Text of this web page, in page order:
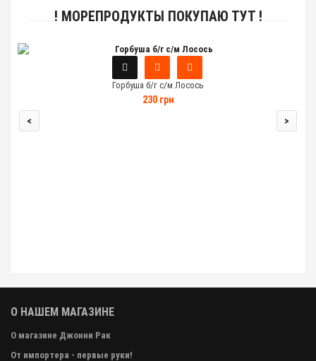
! МОРЕПРОДУКТЫ ПОКУПАЮ ТУТ !
Горбуша б/г с/м Лосось
230 грн
<
>
О НАШЕМ МАГАЗИНЕ
О магазине Джонни Рак
От импортера - первые руки!